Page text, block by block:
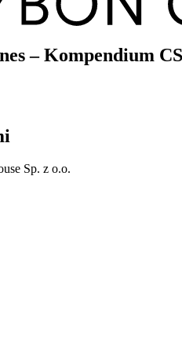
– Kompendium
Sp. z o.o.